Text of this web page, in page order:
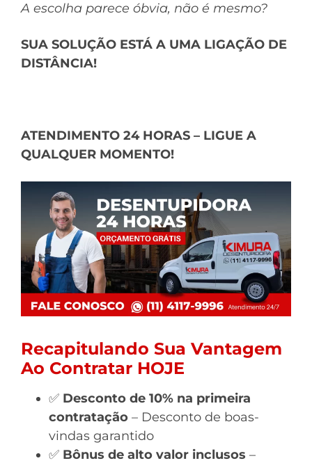
A escolha parece óbvia, não é mesmo?
SUA SOLUÇÃO ESTÁ A UMA LIGAÇÃO DE
DISTÂNCIA!
ATENDIMENTO 24 HORAS – LIGUE A
QUALQUER MOMENTO!
Recapitulando Sua Vantagem
Ao Contratar HOJE
✅ Desconto de 10% na primeira
contratação – Desconto de boas-
vindas garantido
✅ Bônus de alto valor inclusos –